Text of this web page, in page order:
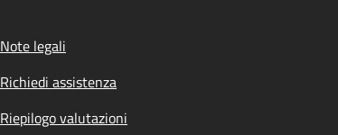
Note legali
Richiedi assistenza
Riepilogo valutazioni